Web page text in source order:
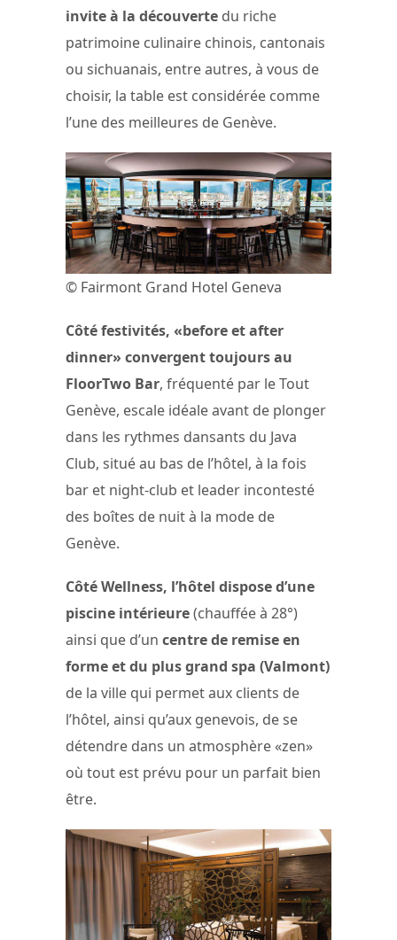
invite à la découverte du riche
patrimoine culinaire chinois, cantonais
ou sichuanais, entre autres, à vous de
choisir, la table est considérée comme
l’une des meilleures de Genève.
© Fairmont Grand Hotel Geneva
Côté festivités, «before et after
dinner» convergent toujours au
FloorTwo Bar, fréquenté par le Tout
Genève, escale idéale avant de plonger
dans les rythmes dansants du Java
Club, situé au bas de l’hôtel, à la fois
bar et night-club et leader incontesté
des boîtes de nuit à la mode de
Genève.
Côté Wellness, l’hôtel dispose d’une
piscine intérieure(chauffée à 28°)
ainsi que d’un centre de remise en
forme et du plus grand spa (Valmont)
de la ville qui permet aux clients de
l’hôtel, ainsi qu’aux genevois, de se
détendre dans un atmosphère «zen»
où tout est prévu pour un parfait bien
être.